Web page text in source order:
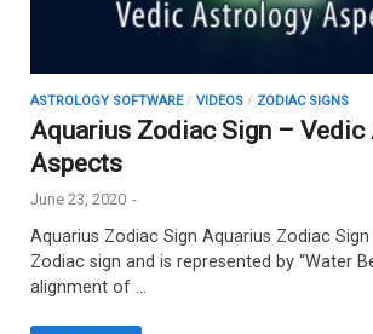
ASTROLOGY SOFTWARE/ VIDEOS / ZODIAC SIGNS
Aquarius Zodiac Sign –
Aspects
June 23, 2020 -
Aquarius Zodiac Sign Aquarius Zodiac
Zodiac sign and is represented by “Water
alignment of …